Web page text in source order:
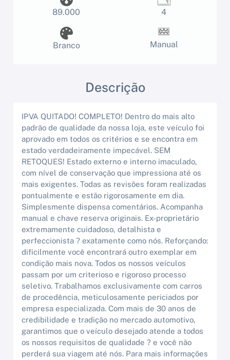
89.000 4
Branco Manual
Descrição
IPVA QUITADO! COMPLETO! Dentro do mais alto
padrão de qualidade da nossa loja, este veículo foi
aprovado em todos os critérios e se encontra em
estado verdadeiramente impecável. SEM
RETOQUES! Estado externo e interno imaculado,
com nível de conservação que impressiona até os
mais exigentes. Todas as revisões foram realizadas
pontualmente e estão rigorosamente em dia.
Simplesmente dispensa comentários. Acompanha
manual e chave reserva originais. Ex-proprietário
extremamente cuidadoso, detalhista e
perfeccionista ? exatamente como nós. Reforçando:
dificilmente você encontrará outro exemplar em
condição mais nova. Todos os nossos veículos
passam por um criterioso e rigoroso processo
seletivo. Trabalhamos exclusivamente com carros
de procedência, meticulosamente periciados por
empresa especializada. Com mais de 30 anos de
credibilidade e tradição no mercado automotivo,
garantimos que o veículo desejado atende a todos
os nossos requisitos de qualidade ? e você não
perderá sua viagem até nós. Para mais informações